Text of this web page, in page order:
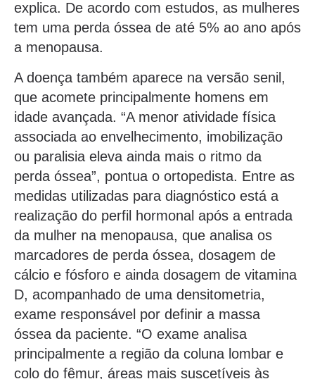
explica. De acordo com estudos, as mulheres
tem uma perda óssea de até 5% ao ano após
a menopausa.
A doença também aparece na versão senil,
que acomete principalmente homens em
idade avançada. “A menor atividade física
associada ao envelhecimento, imobilização
ou paralisia eleva ainda mais o ritmo da
perda óssea”, pontua o ortopedista. Entre as
medidas utilizadas para diagnóstico está a
realização do perfil hormonal após a entrada
da mulher na menopausa, que analisa os
marcadores de perda óssea, dosagem de
cálcio e fósforo e ainda dosagem de vitamina
D, acompanhado de uma densitometria,
exame responsável por definir a massa
óssea da paciente. “O exame analisa
principalmente a região da coluna lombar e
colo do fêmur, áreas mais suscetíveis às